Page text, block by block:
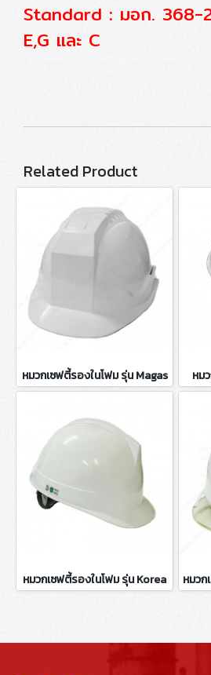
Standard : มอก. 368-
E,G และ C
Related Product
หมวกเซฟตี้รองในโฟม รุ่น Magas หม
หมวกเซฟตี้รองในโฟม รุ่น Korea